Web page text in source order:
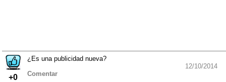
+0
¿Es una publicidad nueva?
12/10/2014
Comentar